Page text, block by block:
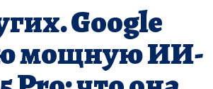
Google
мощную ИИ-